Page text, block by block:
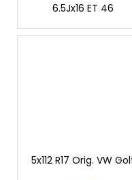
6.5Jx16 ET 46
5x112 R17 Orig. VW